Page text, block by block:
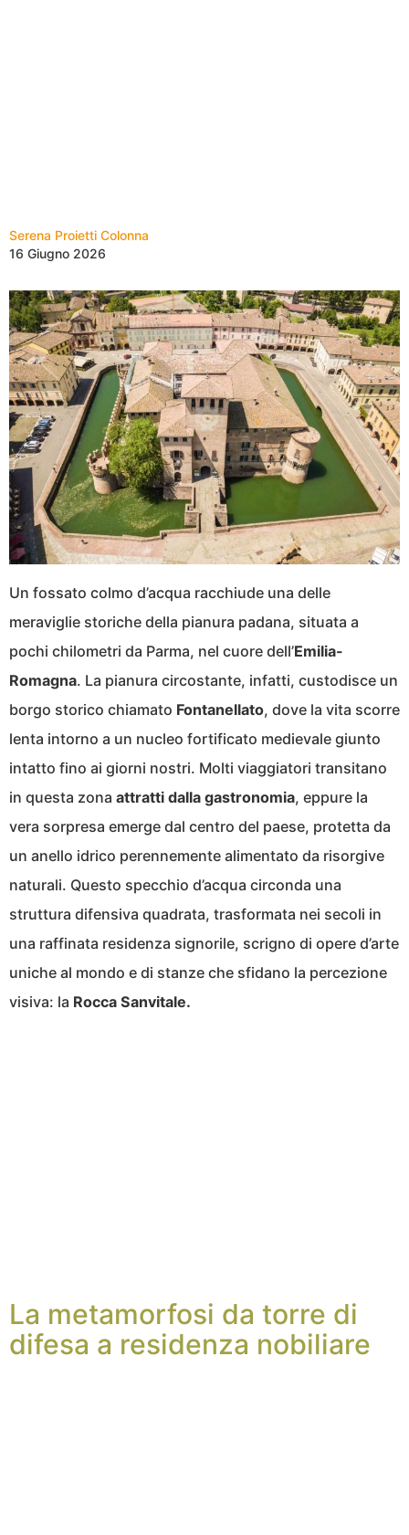
Serena Proietti Colonna
16 Giugno 2026
Un fossato colmo d’acqua racchiude una delle
meraviglie storiche della pianura padana, situata a
pochi chilometri da Parma, nel cuore dell’Emilia-
Romagna. La pianura circostante, infatti, custodisce un
borgo storico chiamato Fontanellato, dove la vita scorre
lenta intorno a un nucleo fortificato medievale giunto
intatto fino ai giorni nostri. Molti viaggiatori transitano
in questa zona attratti dalla gastronomia, eppure la
vera sorpresa emerge dal centro del paese, protetta da
un anello idrico perennemente alimentato da risorgive
naturali. Questo specchio d’acqua circonda una
struttura difensiva quadrata, trasformata nei secoli in
una raffinata residenza signorile, scrigno di opere d’arte
uniche al mondo e di stanze che sfidano la percezione
visiva: la Rocca Sanvitale.
La metamorfosi da torre di
difesa a residenza nobiliare